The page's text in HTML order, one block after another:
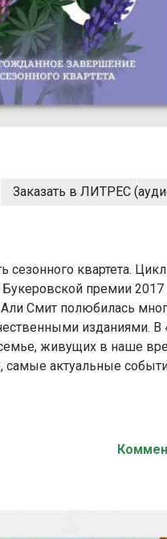
Заказать в ЛИТРЕС
квартета.
премии
Смит полюбилась
изданиями. В
живущих в наше
актуальные